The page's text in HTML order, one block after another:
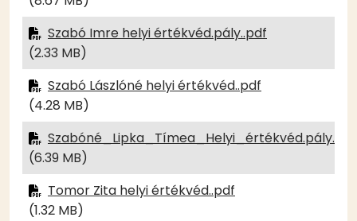
Szabó Imre helyi értékvéd.pály..pdf
(2.33 MB)
Szabó Lászlóné helyi értékvéd..pdf
(4.28 MB)
(6.39 MB)
Tomor Zita helyi értékvéd..pdf
(1.32 MB)